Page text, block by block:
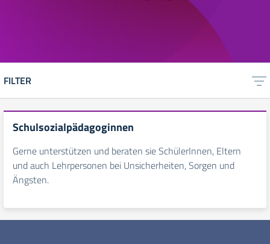
FILTER
Schulsozialpädagoginnen
Gerne unterstützen und beraten sie SchülerInnen, Eltern
und auch Lehrpersonen bei Unsicherheiten, Sorgen und
Ängsten.